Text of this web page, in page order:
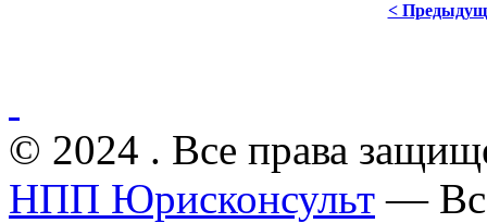
<
© 2024 . Все права
НПП Юрисконсульт —